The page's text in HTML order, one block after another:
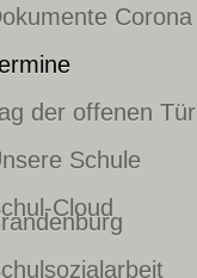
Corona
der offenen Tür
Schule
Cloud